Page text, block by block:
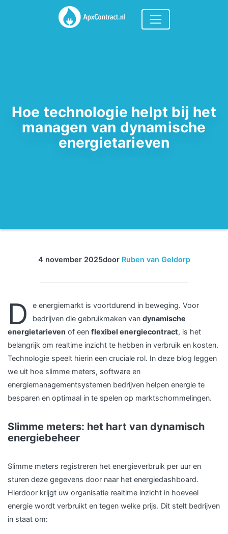
Hoe technologie helpt bij het
managen van dynamische
energietarieven
4 november 2025door Ruben van Geldorp
D
e energiemarkt is voortdurend in beweging. Voor
bedrijven die gebruikmaken van dynamische
energietarieven of een flexibel energiecontract, is het
belangrijk om realtime inzicht te hebben in verbruik en kosten.
Technologie speelt hierin een cruciale rol. In deze blog leggen
we uit hoe slimme meters, software en
energiemanagementsystemen bedrijven helpen energie te
besparen en optimaal in te spelen op marktschommelingen.
Slimme meters: het hart van dynamisch
energiebeheer
Slimme meters registreren het energieverbruik per uur en
sturen deze gegevens door naar het energiedashboard.
Hierdoor krijgt uw organisatie realtime inzicht in hoeveel
energie wordt verbruikt en tegen welke prijs. Dit stelt bedrijven
in staat om: